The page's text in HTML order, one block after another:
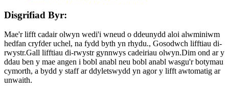
Disgrifiad Byr:
Mae'r lifft cadair olwyn wedi'i wneud o ddeunydd aloi alwminiwm
hedfan cryfder uchel, na fydd byth yn rhydu., Gosodwch lifftiau di-
rwystr.Gall lifftiau di-rwystr gynnwys cadeiriau olwyn.Dim ond ar y
ddau ben y mae angen i bobl anabl neu bobl anabl wasgu'r botymau
cymorth, a bydd y staff ar ddyletswydd yn agor y lifft awtomatig ar
unwaith.